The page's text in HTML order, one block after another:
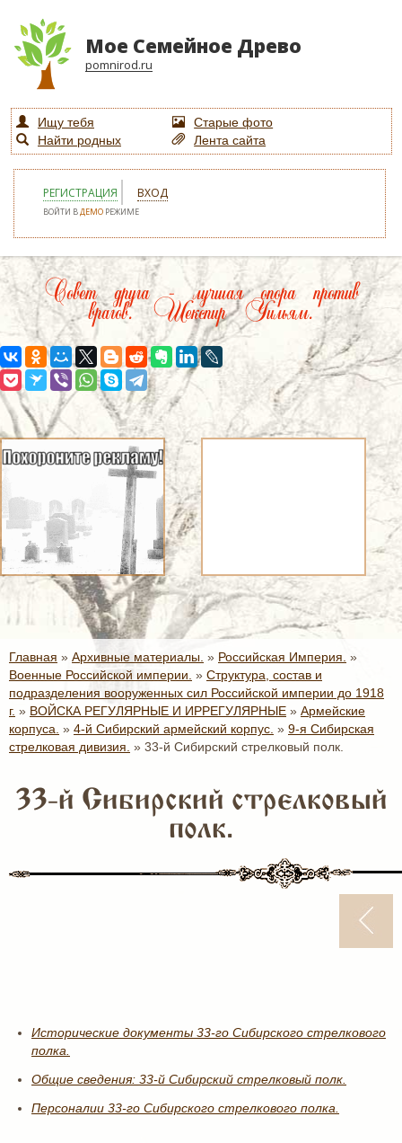
Мое Семейное Древо
pomnirod.ru
Ищу тебя
Старые фото
Найти родных
Лента сайта
РЕГИСТРАЦИЯ ВХОД
ВОЙТИ ВДЕМО РЕЖИМЕ
Совет друга – лучшая опора против
врагов. Шекспир Уильям.
Главная » Архивные материалы. » Российская Империя. »
Военные Российской империи. » Структура, состав и
подразделения вооруженных сил Российской империи до 1918
г. » ВОЙСКА РЕГУЛЯРНЫЕ И ИРРЕГУЛЯРНЫЕ » Армейские
корпуса. » 4-й Сибирский армейский корпус. » 9-я Сибирская
стрелковая дивизия. » 33-й Сибирский стрелковый полк.
33-й Сибирский стрелковый
полк.
Исторические документы 33-го Сибирского стрелкового
полка.
Общие сведения: 33-й Сибирский стрелковый полк.
Персоналии 33-го Сибирского стрелкового полка.